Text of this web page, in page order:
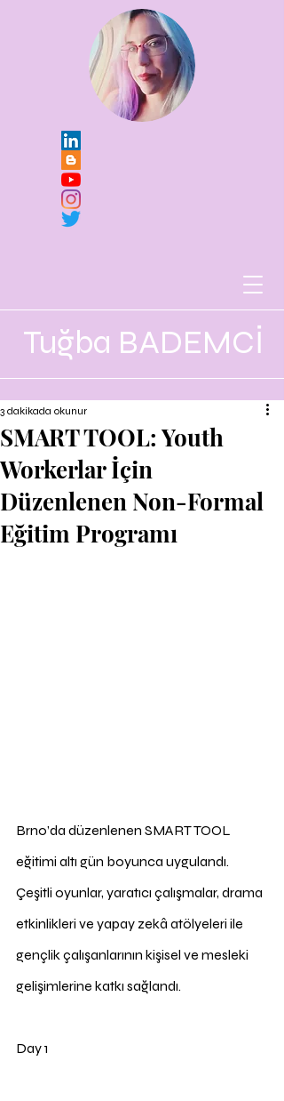
Tuğba BADEMCİ
SMART TOOL: Youth
Workerlar İçin
Düzenlenen Non-Formal
Eğitim Programı
3 dakikada okunur
Brno’da düzenlenen SMART TOOL
eğitimi altı gün boyunca uygulandı.
Çeşitli oyunlar, yaratıcı çalışmalar, drama
etkinlikleri ve yapay zekâ atölyeleri ile
gençlik çalışanlarının kişisel ve mesleki
gelişimlerine katkı sağlandı.
Day 1